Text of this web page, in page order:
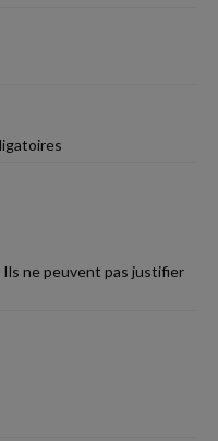
Ils ne peuvent pas justifier